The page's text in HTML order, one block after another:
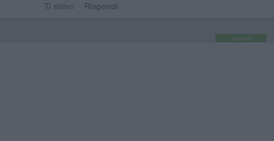
· Ti stimo · Rispondi
pubblicità